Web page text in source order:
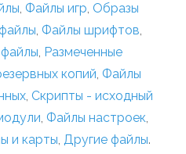
, Файлы игр, Образы
, Файлы шрифтов,
, Размеченные
копий, Файлы
, Скрипты - исходный
, Файлы настроек,
и карты, Другие файлы.